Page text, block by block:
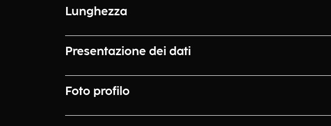
Lunghezza
Presentazione dei dati
Foto profilo